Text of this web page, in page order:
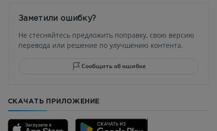
Заметили ошибку?
Не стесняйтесь предложить поправку, свою версию
перевода или решение по улучшению контента.
Сообщить об ошибке
СКАЧАТЬ ПРИЛОЖЕНИЕ